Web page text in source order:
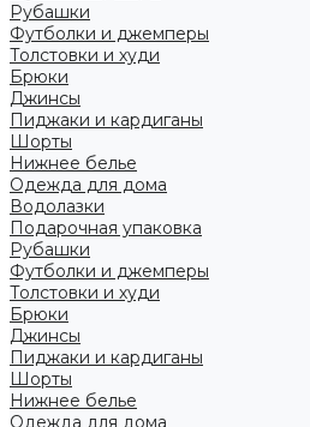
Рубашки
Футболки и джемперы
Толстовки и худи
Брюки
Джинсы
Пиджаки и кардиганы
Шорты
Нижнее белье
Одежда для дома
Водолазки
Подарочная упаковка
Рубашки
Футболки и джемперы
Толстовки и худи
Брюки
Джинсы
Пиджаки и кардиганы
Шорты
Нижнее белье
Одежда для дома